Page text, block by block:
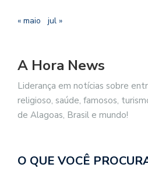
« maio jul »
A Hora News
Liderança em notícias sobre
religioso, saúde, famosos,
de Alagoas, Brasil e mundo!
O QUE VOCÊ